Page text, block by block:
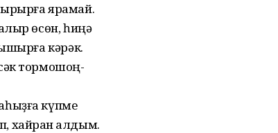
ярамай.
өсөн, һиңә
кәрәк.
тормошоң-
күпме
хайран ҡалдым.